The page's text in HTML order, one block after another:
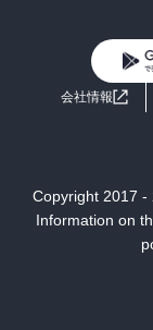
ライトノベル
ミステリー
よくあるご質問
会社情報
Copyright 2017 -
Information on